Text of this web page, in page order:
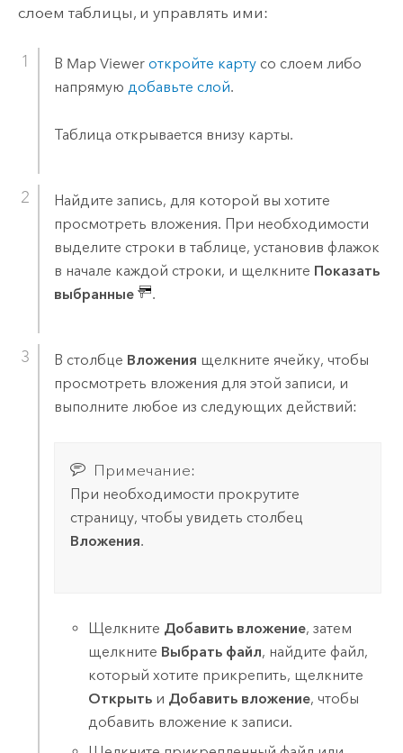
слоем таблицы, и управлять ими:
В Map Viewer откройте картусо слоем либо
напрямую добавьте слой.
Таблица открывается внизу карты.
Найдите запись, для которой вы хотите
просмотреть вложения. При необходимости
выделите строки в таблице, установив флажок
в начале каждой строки, и щелкните Показать
выбранные
.
В столбце Вложения щелкните ячейку, чтобы
просмотреть вложения для этой записи, и
выполните любое из следующих действий:
Примечание:
При необходимости прокрутите
страницу, чтобы увидеть столбец
Вложения.
Щелкните Добавить вложение, затем
щелкните Выбрать файл, найдите файл,
который хотите прикрепить, щелкните
Открыть и Добавить вложение, чтобы
добавить вложение к записи.